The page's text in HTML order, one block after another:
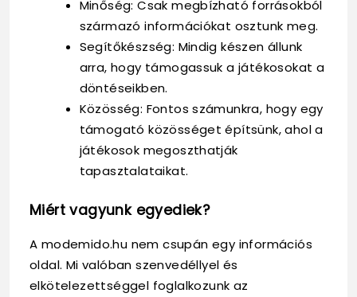
Minőség: Csak megbízható forrásokból
származó információkat osztunk meg.
Segítőkészség: Mindig készen állunk
arra, hogy támogassuk a játékosokat a
döntéseikben.
Közösség: Fontos számunkra, hogy egy
támogató közösséget építsünk, ahol a
játékosok megoszthatják
tapasztalataikat.
Miért vagyunk egyediek?
A modemido.hu nem csupán egy információs
oldal. Mi valóban szenvedéllyel és
elkötelezettséggel foglalkozunk az